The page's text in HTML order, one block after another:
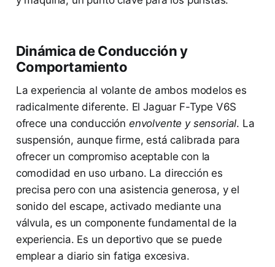
Dinámica de Conducción y
Comportamiento
La experiencia al volante de ambos modelos es
radicalmente diferente. El Jaguar F-Type V6S
ofrece una conducción envolvente y sensorial. La
suspensión, aunque firme, está calibrada para
ofrecer un compromiso aceptable con la
comodidad en uso urbano. La dirección es
precisa pero con una asistencia generosa, y el
sonido del escape, activado mediante una
válvula, es un componente fundamental de la
experiencia. Es un deportivo que se puede
emplear a diario sin fatiga excesiva.